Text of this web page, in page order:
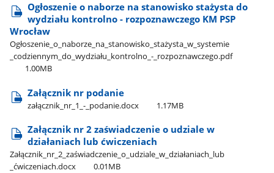
Ogłoszenie o naborze na stanowisko stażysta do
wydziału kontrolno - rozpoznawczego KM PSP
Wrocław
Ogłoszenie​_o​_naborze​_na​_stanowisko​_stażysta​_w​_systemie​
_codziennym​_do​_wydziału​_kontrolno​_-​_rozpoznawczego.pdf
1.00MB
Załącznik nr podanie
załącznik​_nr​_1​_-​_podanie.docx 1.17MB
Załącznik nr 2 zaświadczenie o udziale w
działaniach lub ćwiczeniach
Załącznik​_nr​_2​_zaświadczenie​_o​_udziale​_w​_działaniach​_lub​
_ćwiczeniach.docx
0.01MB